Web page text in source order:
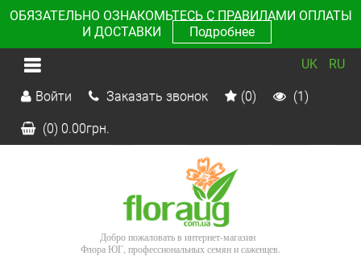
ОБЯЗАТЕЛЬНО ОЗНАКОМЬТЕСЬ С ПРАВИЛАМИ ОПЛАТЫ
И ДОСТАВКИ
Подробнее
UK RU
Войти Заказать звонок (0) (1)
(0) 0.00грн.
Добро пожаловать в интернет-магазин
Флора ЮГ, профессиональных семян и саженцев.